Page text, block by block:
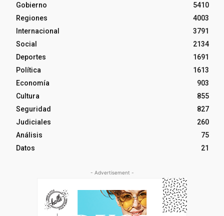
Gobierno
5410
Regiones
4003
Internacional
3791
Social
2134
Deportes
1691
Política
1613
Economía
903
Cultura
855
Seguridad
827
Judiciales
260
Análisis
75
Datos
21
- Advertisement -